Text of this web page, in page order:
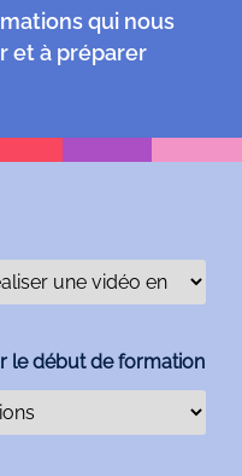
qui nous
et à préparer
le début de formation